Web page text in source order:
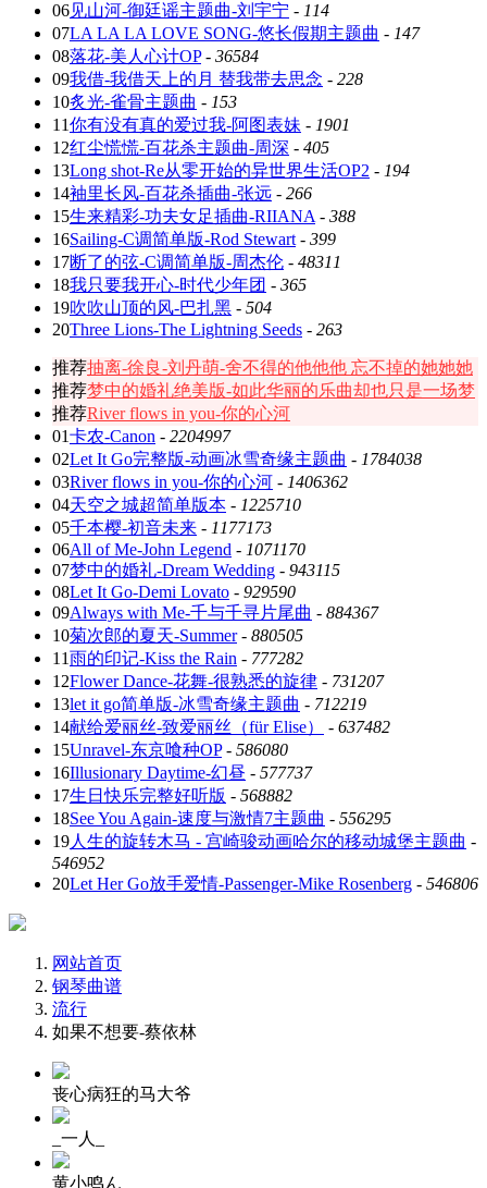
06见山河-御廷谣主题曲-刘宇宁 - 114
07LA LA LA LOVE SONG-悠长假期主题曲 - 147
08落花-美人心计OP- 36584
09我借-我借天上的月 替我带去思念 - 228
10炙光-雀骨主题曲 - 153
11你有没有真的爱过我-阿图表妹 - 1901
12红尘慌慌-百花杀主题曲-周深 - 405
13Long shot-Re从零开始的异世界生活OP2 - 194
14袖里长风-百花杀插曲-张远 - 266
15生来精彩-功夫女足插曲-RIIANA - 388
16Sailing-C调简单版-Rod Stewart - 399
17断了的弦-C调简单版-周杰伦 - 48311
18我只要我开心-时代少年团 - 365
19吹吹山顶的风-巴扎黑 - 504
20Three Lions-The Lightning Seeds - 263
推荐抽离-徐良-刘丹萌-舍不得的他他他 忘不掉的她她她
推荐梦中的婚礼绝美版-如此华丽的乐曲却也只是一场梦
推荐River flows in you-你的心河
01卡农-Canon - 2204997
02Let It Go完整版-动画冰雪奇缘主题曲 - 1784038
03River flows in you-你的心河 - 1406362
04天空之城超简单版本 - 1225710
05千本樱-初音未来 - 1177173
06All of Me-John Legend - 1071170
07梦中的婚礼-Dream Wedding - 943115
08Let It Go-Demi Lovato - 929590
09Always with Me-千与千寻片尾曲 - 884367
10菊次郎的夏天-Summer- 880505
11雨的印记-Kiss the Rain - 777282
12Flower Dance-花舞-很熟悉的旋律 - 731207
13let it go简单版-冰雪奇缘主题曲 - 712219
14献给爱丽丝-致爱丽丝（für Elise） - 637482
15Unravel-东京喰种OP- 586080
16Illusionary Daytime-幻昼 - 577737
17生日快乐完整好听版 - 568882
18See You Again-速度与激情7主题曲 - 556295
19人生的旋转木马 - 宫崎骏动画哈尔的移动城堡主题曲 -
546952
20Let Her Go放手爱情-Passenger-Mike Rosenberg - 546806
网站首页
钢琴曲谱
流行
如果不想要-蔡依林
丧心病狂的马大爷
_一人_
黄小鸣ん